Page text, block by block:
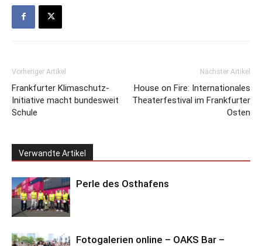
Vorheriger Artikel
Frankfurter Klimaschutz-
Initiative macht bundesweit
Schule
Nächster Artikel
House on Fire: Internationales
Theaterfestival im Frankfurter
Osten
Verwandte Artikel
Perle des Osthafens
Fotogalerien online – OAKS Bar –